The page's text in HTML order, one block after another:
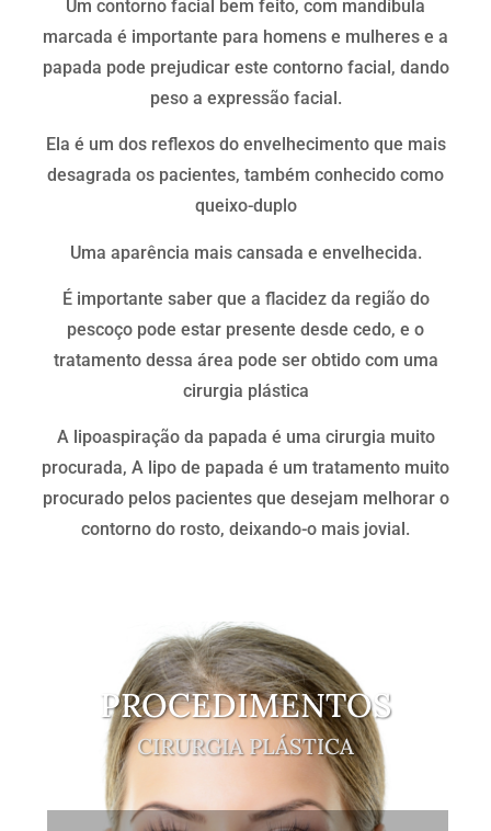
Um contorno facial bem feito, com mandíbula
marcada é importante para homens e mulheres e a
papada pode prejudicar este contorno facial, dando
peso a expressão facial.
Ela é um dos reflexos do envelhecimento que mais
desagrada os pacientes, também conhecido como
queixo-duplo
Uma aparência mais cansada e envelhecida.
É importante saber que a flacidez da região do
pescoço pode estar presente desde cedo, e o
tratamento dessa área pode ser obtido com uma
cirurgia plástica
A lipoaspiração da papada é uma cirurgia muito
procurada, A lipo de papada é um tratamento muito
procurado pelos pacientes que desejam melhorar o
contorno do rosto, deixando-o mais jovial.
PROCEDIMENTOS
CIRURGIA PLÁSTICA